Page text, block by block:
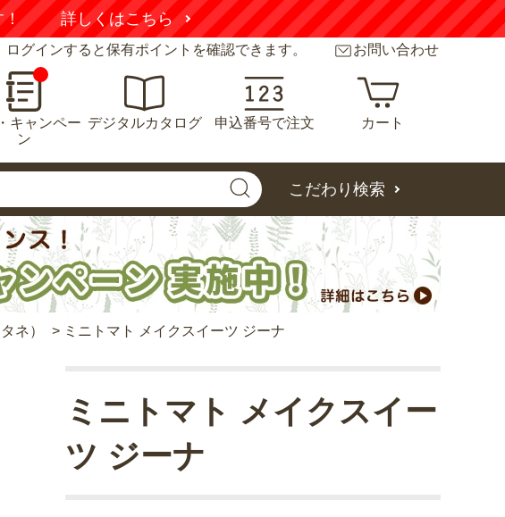
！ 詳しくはこちら
グインすると保有ポイントを確認できます。 お問い合わせ
キャンペー
ン
デジタルカタログ 申込番号で注文 カート
こだわり検索
ネ） > ミニトマト メイクスイーツ ジーナ
ミニトマト メイクスイー
ツ ジーナ